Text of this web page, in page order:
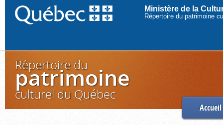
Ministère de la
Répertoire du patrimoine
Répertoire du
patrimoine
culturel du Québec
Accueil